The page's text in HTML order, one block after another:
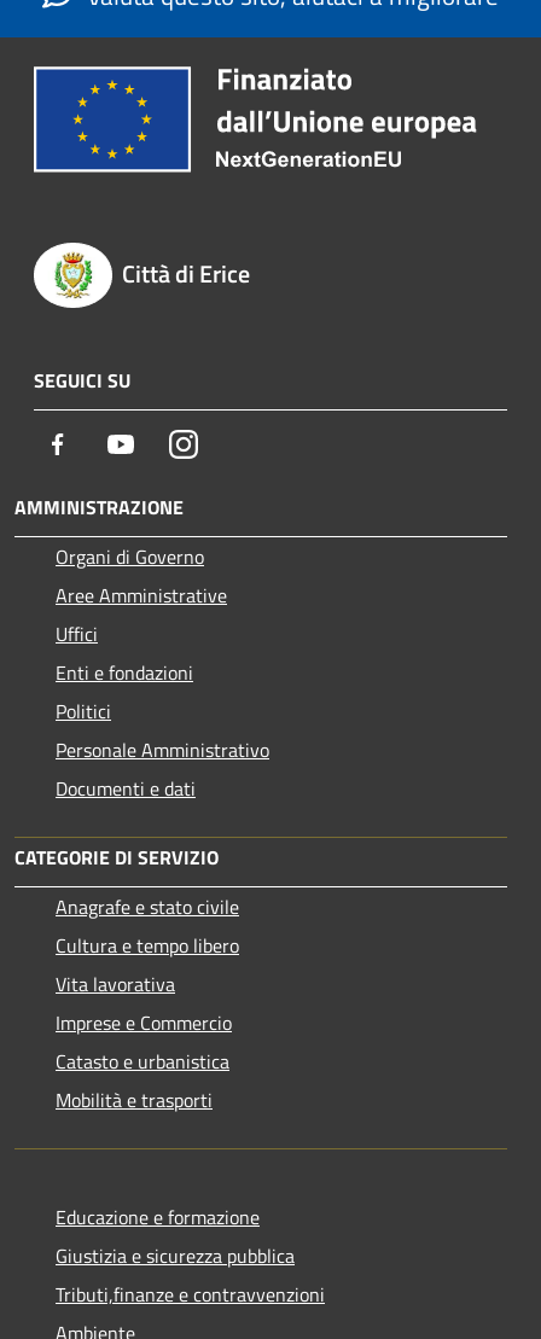
Città di Erice
SEGUICI SU
Facebook YoutubeInstagram
AMMINISTRAZIONE
Organi di Governo
Aree Amministrative
Uffici
Enti e fondazioni
Politici
Personale Amministrativo
Documenti e dati
CATEGORIE DI SERVIZIO
Anagrafe e stato civile
Cultura e tempo libero
Vita lavorativa
Imprese e Commercio
Catasto e urbanistica
Mobilità e trasporti
Educazione e formazione
Giustizia e sicurezza pubblica
Tributi,finanze e contravvenzioni
Ambiente